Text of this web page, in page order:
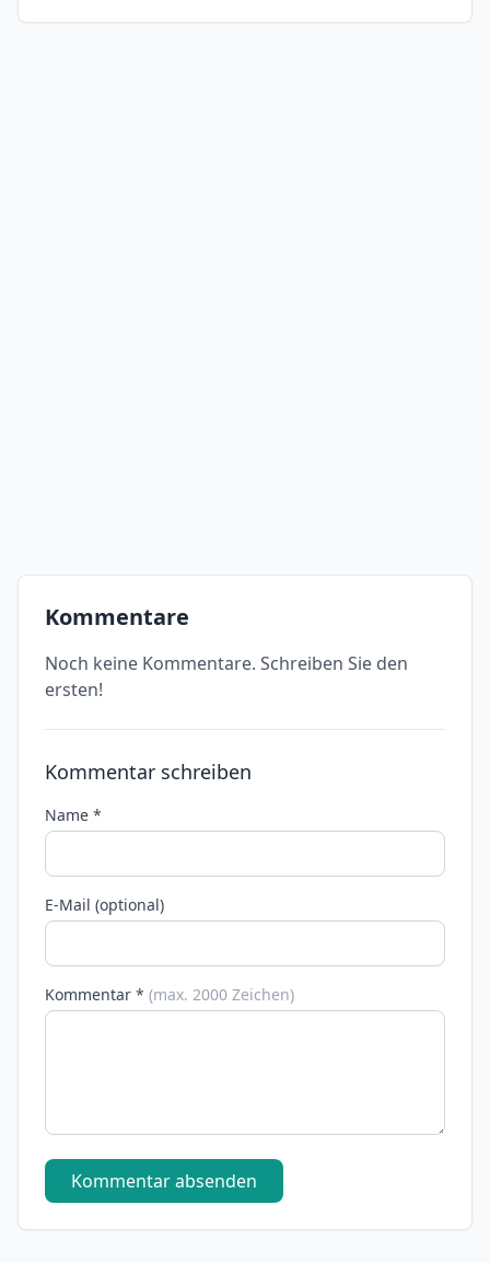
Kommentare
Noch keine Kommentare. Schreiben Sie den
ersten!
Kommentar schreiben
Name *
E-Mail (optional)
Kommentar * (max. 2000 Zeichen)
Kommentar absenden